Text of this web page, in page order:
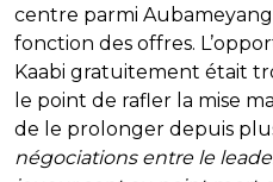
centre parmi
fonction des offres.
Kaabi gratuitement était
le point de rafler la mise
de le prolonger depuis
négociations entre le